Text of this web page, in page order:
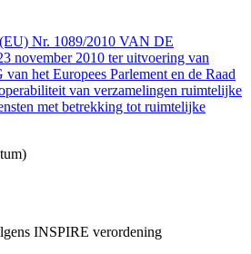
Nr. 1089/2010 VAN DE
november 2010 ter uitvoering van
het Europees Parlement en de Raad
van verzamelingen ruimtelijke
met betrekking tot ruimtelijke
INSPIRE verordening